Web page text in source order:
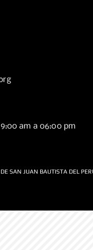
am a 06:00 pm
SAN JUAN BAUTISTA DEL